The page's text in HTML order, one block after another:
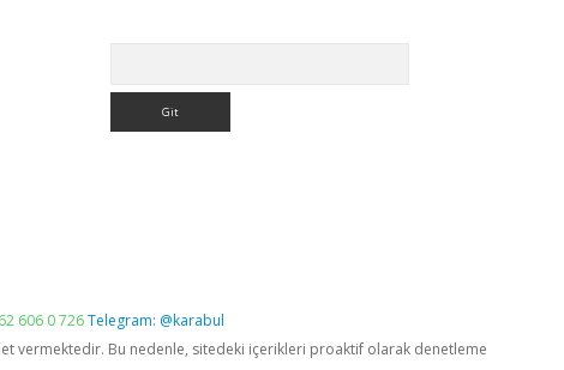
606 0 726Telegram: @karabul
vermektedir. Bu nedenle, sitedeki içerikleri proaktif olarak denetleme